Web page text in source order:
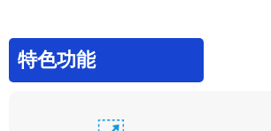
特色功能